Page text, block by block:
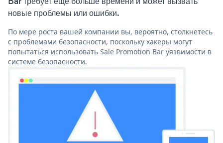
новые проблемы или ошибки.
По мере роста вашей компании вы, вероятно, столкнетесь
с проблемами безопасности, поскольку хакеры могут
попытаться использовать Sale Promotion Bar уязвимости в
системе безопасности.